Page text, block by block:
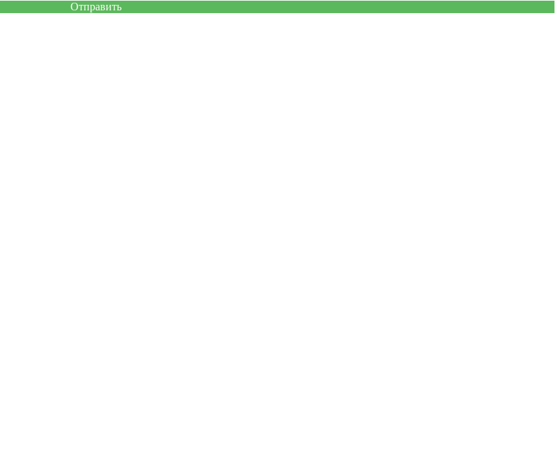
Отправить